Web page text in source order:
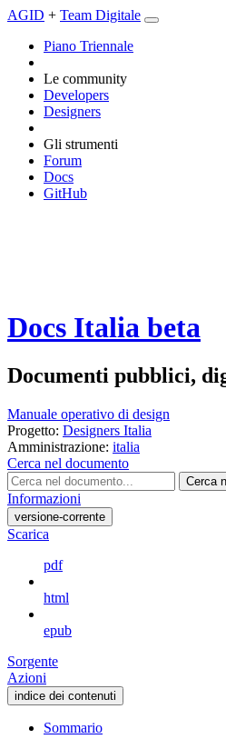
AGID + Team Digitale
Piano Triennale
Le community
Developers
Designers
Gli strumenti
Forum
Docs
GitHub
Docs Italia beta
Documenti pubblici,
Manuale operativo di design
Progetto: Designers Italia
Amministrazione: italia
Cerca nel documento
Cerca
Informazioni
versione-corrente
Scarica
pdf
html
epub
Sorgente
Azioni
indice dei contenuti
Sommario